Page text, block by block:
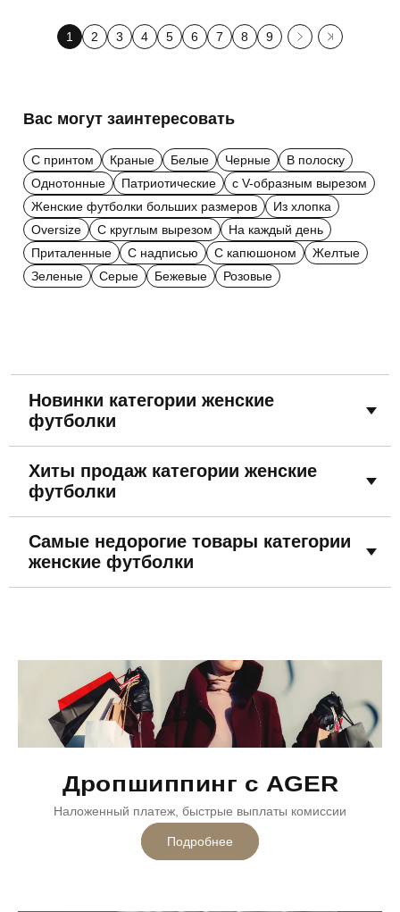
1 2 3 4 5 6 7 8 9
Вас могут заинтересовать
С принтом Краные Белые Черные
В полоску
Однотонные
Патриотические
с V-образным вырезом
Женские футболки больших размеров
Из хлопка
Oversize
С круглым вырезом
На каждый день
Приталенные
С надписью С капюшоном
Желтые
Зеленые
Серые Бежевые Розовые
Новинки категории женские
футболки
Хиты продаж категории женские
футболки
Самые недорогие товары категории
женские футболки
Дропшиппинг с AGER
Наложенный платеж, быстрые выплаты комиссии
Подробнее